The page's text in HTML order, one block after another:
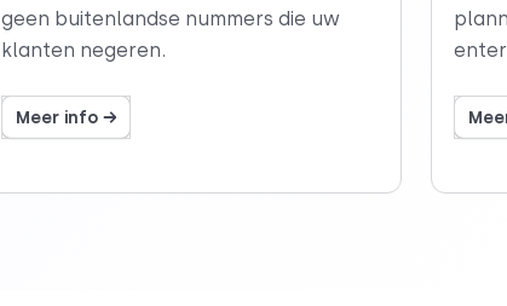
geen buitenlandse nummers die uw
klanten negeren.
Meer info →